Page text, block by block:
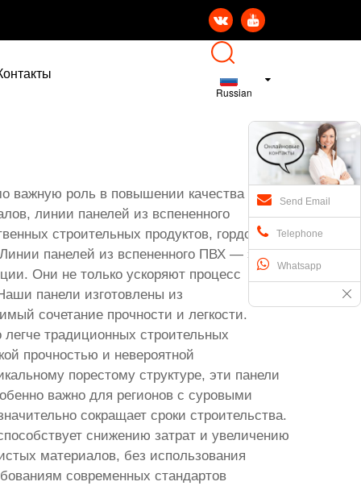
 
Russian
важную роль в повышении качества
линии панелей из вспененного
строительных продуктов, гордо
панелей из вспененного ПВХ — это
Они не только ускоряют процесс
панели изготовлены из
сочетание прочности и легкости.
традиционных строительных
прочностью и невероятной
порестому структуре, эти панели
важно для регионов с суровыми
сокращает сроки строительства.
снижению затрат и увеличению
материалов, без использования
современных стандартов
Send Email
Telephone
Whatsapp